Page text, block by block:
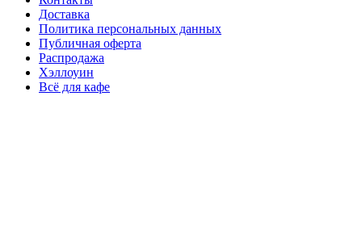
Доставка
Политика персональных данных
Публичная оферта
Распродажа
Хэллоуин
Всё для кафе